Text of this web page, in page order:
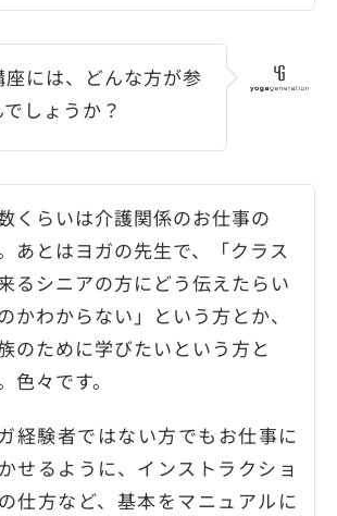
には、どんな方が参
しょうか？
くらいは介護関係のお仕事の
あとはヨガの先生で、「クラス
るシニアの方にどう伝えたらい
かわからない」という方とか、
のために学びたいという方と
色々です。
経験者ではない方でもお仕事に
せるように、インストラクショ
仕方など、基本をマニュアルに